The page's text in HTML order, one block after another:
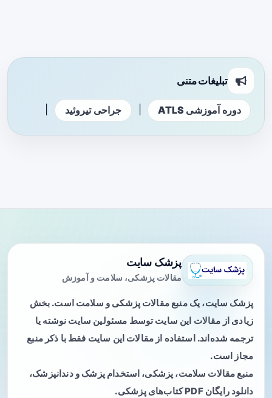
تبلیغات متنی
دوره آموزشی ATLS جراحی تیروئید
پزشک سایت
مقالات پزشکی، سلامت و آموزش
پزشک سایت، یک منبع مقالات پزشکی و سلامت است. بخش
زیادی از مقالات این سایت توسط مسئولین سایت نوشته یا
ترجمه شده‌اند. استفاده از مقالات این سایت فقط با ذکر منبع
مجاز است.
منبع مقالات سلامت، پزشکی، استخدام پزشک و دندانپزشک،
دانلود رایگان PDF کتاب‌های پزشکی.